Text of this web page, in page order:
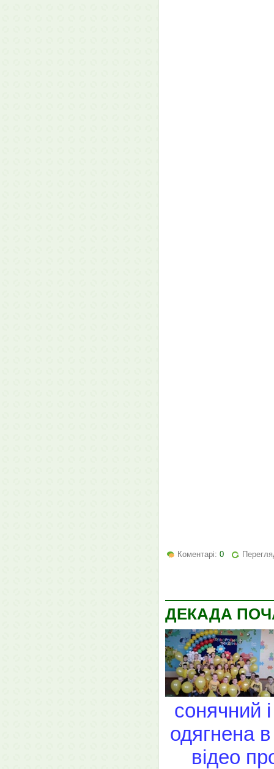
Коментарі: 0
ДЕКАДА
сонячний
одягнена
відео